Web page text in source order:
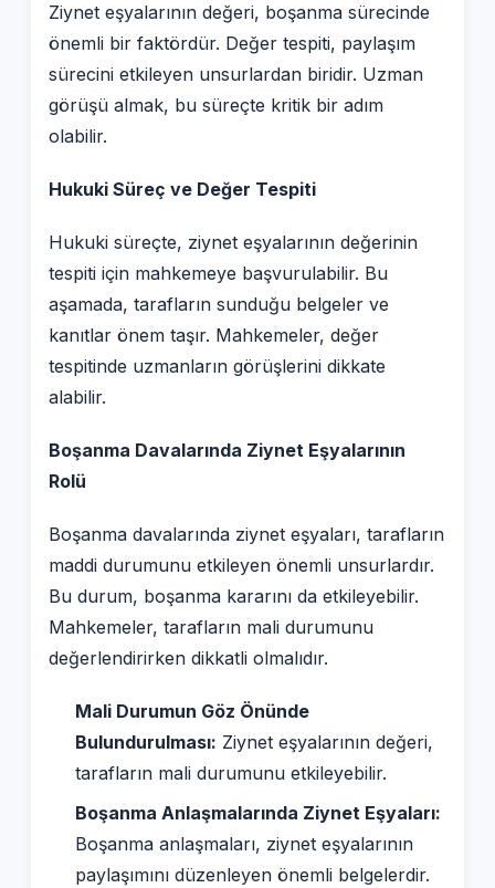
Ziynet eşyalarının değeri, boşanma sürecinde
önemli bir faktördür. Değer tespiti, paylaşım
sürecini etkileyen unsurlardan biridir. Uzman
görüşü almak, bu süreçte kritik bir adım
olabilir.
Hukuki Süreç ve Değer Tespiti
Hukuki süreçte, ziynet eşyalarının değerinin
tespiti için mahkemeye başvurulabilir. Bu
aşamada, tarafların sunduğu belgeler ve
kanıtlar önem taşır. Mahkemeler, değer
tespitinde uzmanların görüşlerini dikkate
alabilir.
Boşanma Davalarında Ziynet Eşyalarının
Rolü
Boşanma davalarında ziynet eşyaları, tarafların
maddi durumunu etkileyen önemli unsurlardır.
Bu durum, boşanma kararını da etkileyebilir.
Mahkemeler, tarafların mali durumunu
değerlendirirken dikkatli olmalıdır.
Mali Durumun Göz Önünde
Bulundurulması: Ziynet eşyalarının değeri,
tarafların mali durumunu etkileyebilir.
Boşanma Anlaşmalarında Ziynet Eşyaları:
Boşanma anlaşmaları, ziynet eşyalarının
paylaşımını düzenleyen önemli belgelerdir.